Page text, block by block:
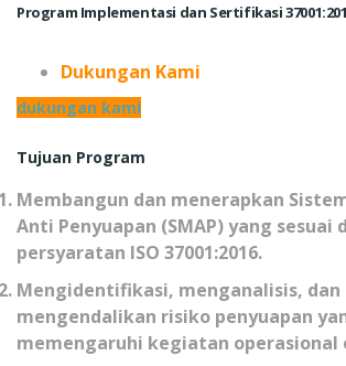
Program Implementasi dan Sertifikasi
Dukungan Kami
dukungan kami
Tujuan Program
Membangun dan menerapkan
Anti Penyuapan (SMAP) yang sesuai
persyaratan ISO 37001:2016.
Mengidentifikasi, menganalisis, dan
mengendalikan risiko penyuapan
memengaruhi kegiatan operasional